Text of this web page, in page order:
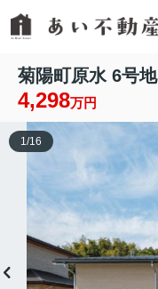
菊陽町原水 6号地
4,298万円
1 /16